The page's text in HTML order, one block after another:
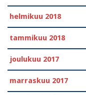
helmikuu 2018
tammikuu 2018
joulukuu 2017
marraskuu 2017